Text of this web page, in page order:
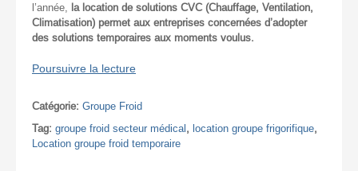
l’année, la location de solutions CVC (Chauffage, Ventilation,
Climatisation) permet aux entreprises concernées d’adopter
des solutions temporaires aux moments voulus.
Poursuivre la lecture
Catégorie: Groupe Froid
Tag: groupe froid secteur médical, location groupe frigorifique,
Location groupe froid temporaire